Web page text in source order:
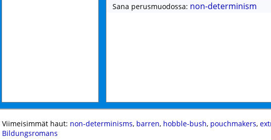
Sana perusmuodossa: non-determinism
Viimeisimmät haut: non-determinisms, barren, hobble-bush, pouchmakers,
Bildungsromans